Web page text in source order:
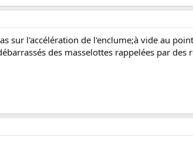
sur l'accélération de l'enclume;à vide au
des masselottes rappelées par des